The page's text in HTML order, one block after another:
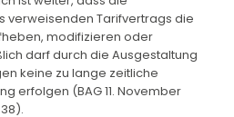
verweisenden Tarifvertrags die
modifizieren oder
darf durch die Ausgestaltung
keine zu lange zeitliche
erfolgen (BAG 11. November